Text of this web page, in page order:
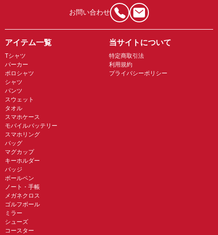
お問い合わせ
アイテム一覧
Tシャツ
パーカー
ポロシャツ
シャツ
パンツ
スウェット
タオル
スマホケース
モバイルバッテリー
スマホリング
バッグ
マグカップ
キーホルダー
バッジ
ボールペン
ノート・手帳
メガネクロス
ゴルフボール
ミラー
シューズ
コースター
当サイトについて
特定商取引法
利用規約
プライバシーポリシー